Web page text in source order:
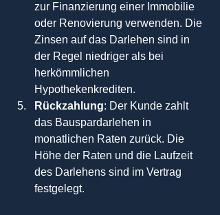
zur Finanzierung einer Immobilie
oder Renovierung verwenden. Die
Zinsen auf das Darlehen sind in
der Regel niedriger als bei
herkömmlichen
Hypothekenkrediten.
Rückzahlung: Der Kunde zahlt
das Bauspardarlehen in
monatlichen Raten zurück. Die
Höhe der Raten und die Laufzeit
des Darlehens sind im Vertrag
festgelegt.